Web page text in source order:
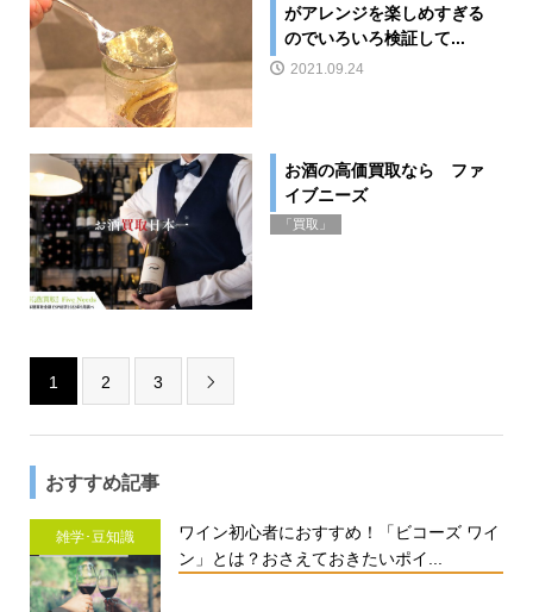
がアレンジを楽しめすぎる
のでいろいろ検証して...
2021.09.24
お酒の高価買取なら ファ
イブニーズ
「買取」
1 2 3 
おすすめ記事
雑学･豆知識
ワイン初心者におすすめ！「ビコーズ ワイ
ン」とは？おさえておきたいポイ...